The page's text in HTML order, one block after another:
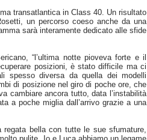
transatlantica in Class 40. Un risultato
un percorso coeso anche da una
sarà interamente dedicato alle sfide
“l’ultima notte pioveva forte e il
posizioni, è stato difficile ma ci
spesso diversa da quella dei modelli
di posizione nel giro di poche ore, che
cambiare ancora tutto, data l’instabilità
a poche miglia dall’arrivo grazie a una
bella con tutte le sue sfumature,